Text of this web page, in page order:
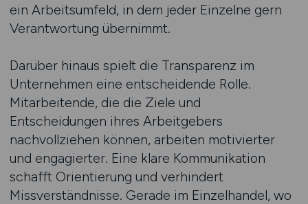
ein Arbeitsumfeld, in dem jeder Einzelne gern
Verantwortung übernimmt.
Darüber hinaus spielt die Transparenz im
Unternehmen eine entscheidende Rolle.
Mitarbeitende, die die Ziele und
Entscheidungen ihres Arbeitgebers
nachvollziehen können, arbeiten motivierter
und engagierter. Eine klare Kommunikation
schafft Orientierung und verhindert
Missverständnisse. Gerade im Einzelhandel, wo